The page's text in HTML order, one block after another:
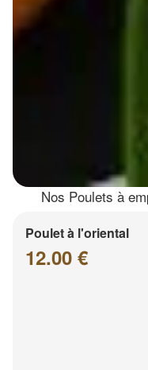
Nos Poulets à
Poulet à l'oriental
12.00 €